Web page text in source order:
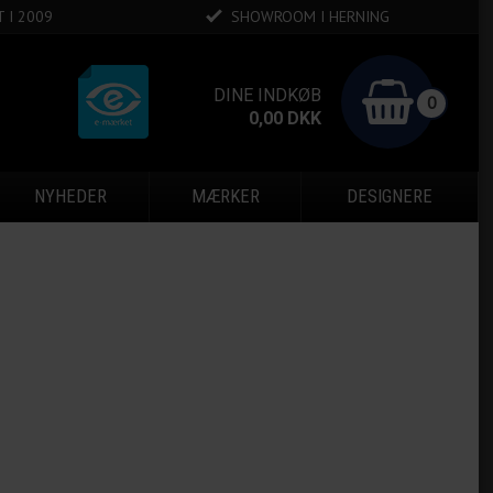
I 2009 SHOWROOM I HERNING
DINE INDKØB 0
0,00 DKK
NYHEDER MÆRKER DESIGNERE